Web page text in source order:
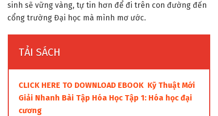
sinh sẽ vững vàng, tự tin hơn để đi trên con đường đến
cổng trường Đại học mà mình mơ ước.
TẢI SÁCH
CLICK HERE TO DOWNLOAD EBOOK Kỹ Thuật Mới
Giải Nhanh Bài Tập Hóa Học Tập 1: Hóa học đại
cương